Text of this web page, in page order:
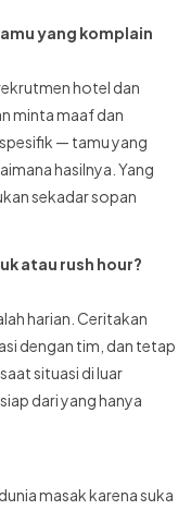
yang komplain
hotel dan
minta maaf dan
— tamu yang
hasilnya. Yang
sekadar sopan
atau rush hour?
harian. Ceritakan
dengan tim, dan tetap
situasi di luar
dari yang hanya
masak karena suka